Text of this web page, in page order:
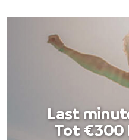
Last
Tot €300